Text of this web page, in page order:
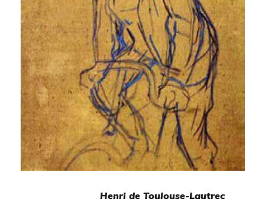
Henri de Toulouse-Lautrec